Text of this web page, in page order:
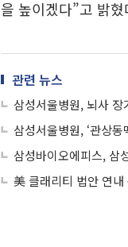
을 높이겠다”고 밝혔
관련 뉴스
삼성서울병원, 뇌사 장
삼성서울병원, ‘관상
삼성바이오에피스, 삼
美 클래리티 법안 연